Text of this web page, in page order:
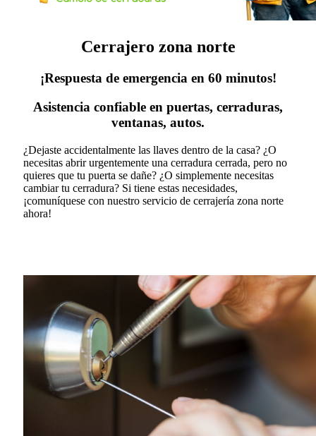
Cerrajero zona norte
¡Respuesta de emergencia en 60 minutos!
Asistencia confiable en puertas, cerraduras,
ventanas, autos.
¿Dejaste accidentalmente las llaves dentro de la casa? ¿O
necesitas abrir urgentemente una cerradura cerrada, pero no
quieres que tu puerta se dañe? ¿O simplemente necesitas
cambiar tu cerradura? Si tiene estas necesidades,
¡comuníquese con nuestro servicio de cerrajería zona norte
ahora!